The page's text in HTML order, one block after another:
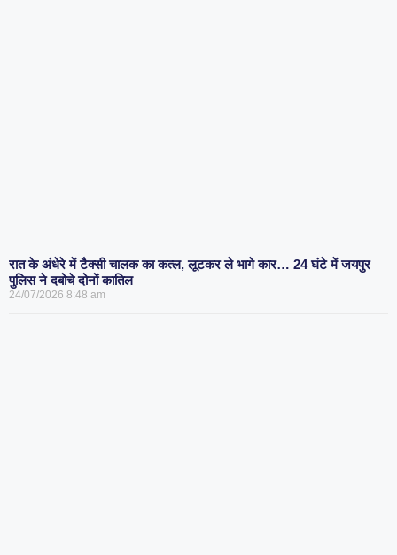
रात के अंधेरे में टैक्सी चालक का कत्ल, लूटकर ले भागे कार… 24 घंटे में जयपुर
पुलिस ने दबोचे दोनों कातिल
24/07/2026 8:48 am